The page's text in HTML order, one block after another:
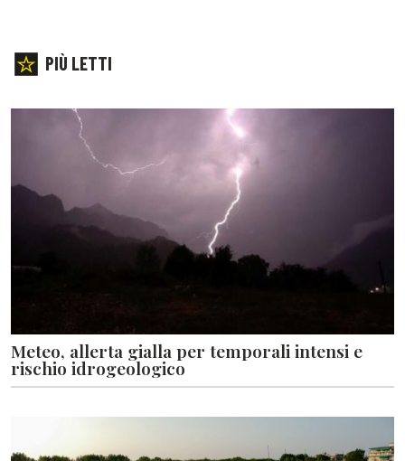
PIÙ LETTI
Meteo, allerta gialla per temporali intensi e
rischio idrogeologico